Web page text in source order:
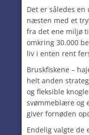
Det er således en
næsten med et
fra det ene miljø
omkring 30.000
liv i enten rent
Bruskfiskene –
helt anden
og fleksible
svømmeblære og
giver fornøden
Endelig valgte de